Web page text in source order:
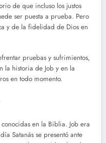
de que incluso los justos
ser puesta a prueba. Pero
y de la fidelidad de Dios en
pruebas y sufrimientos,
la historia de Job y en la
en todo momento.
en la Biblia. Job era
Satanás se presentó ante